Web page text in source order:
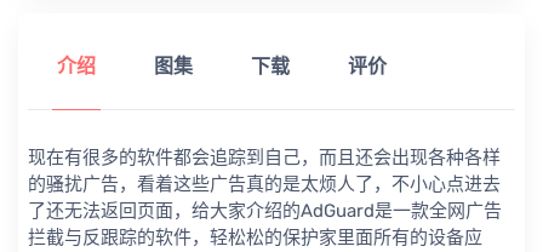
介绍 图集 下载 评价
现在有很多的软件都会追踪到自己，而且还会出现各种各样
的骚扰广告，看着这些广告真的是太烦人了，不小心点进去
了还无法返回页面，给大家介绍的AdGuard是一款全网广告
拦截与反跟踪的软件，轻松松的保护家里面所有的设备应